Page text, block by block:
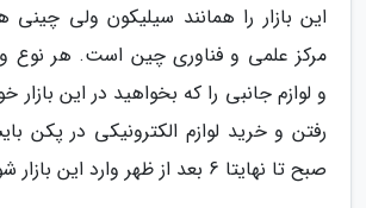
این بازار را همانند سیلیکون ولی
مرکز علمی و فناوری چین است. هر نوع
و لوازم جانبی را که بخواهید در این بازار
صبح تا نهایتا 6 بعد از ظهر وارد این بازار شوید.